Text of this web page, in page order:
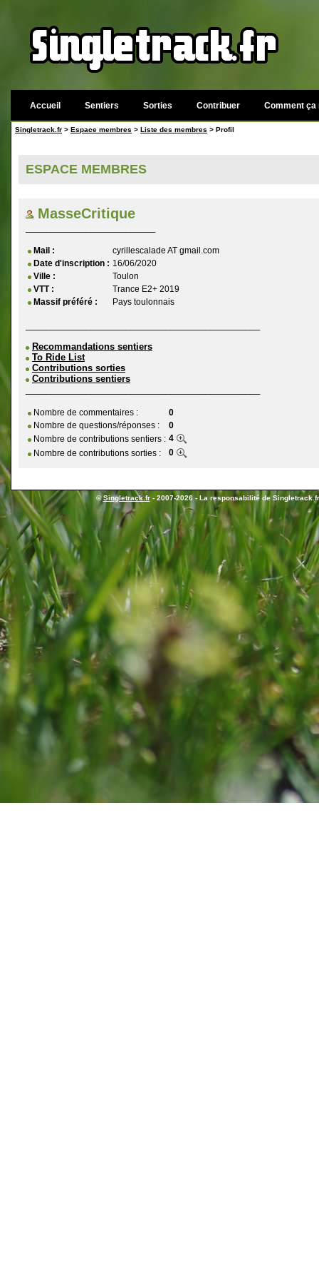
Accueil Sentiers Sorties Contribuer Comment ça
Singletrack.fr > Espace membres > Liste des membres > Profil
ESPACE MEMBRES
MasseCritique
Mail :
cyrillescalade AT gmail.com
Date d'inscription : 16/06/2020
Ville :
Toulon
VTT :
Trance E2+ 2019
Massif préféré :
Pays toulonnais
Recommandations sentiers
To Ride List
Contributions sorties
Contributions sentiers
Nombre de commentaires :
0
Nombre de questions/réponses :
0
Nombre de contributions sentiers : 4
Nombre de contributions sorties :
0
©Singletrack.fr- 2007-2026 - La responsabilité de